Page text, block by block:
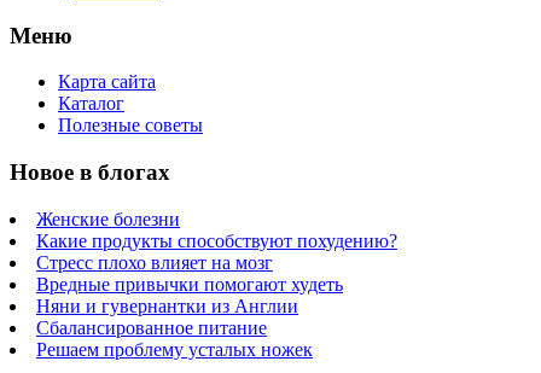
Меню
Карта сайта
Каталог
Полезные советы
Новое в блогах
Женские болезни
Какие продукты способствуют похудению?
Стресс плохо влияет на мозг
Вредные привычки помогают худеть
Няни и гувернантки из Англии
Сбалансированное питание
Решаем проблему усталых ножек